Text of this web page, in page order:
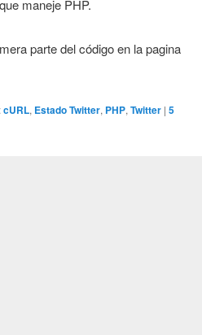
maneje PHP.
parte del código en la pagina
cURL, Estado Twitter, PHP,Twitter |5